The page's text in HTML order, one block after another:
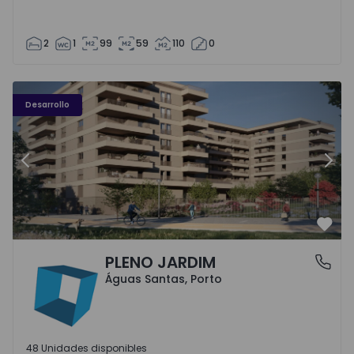
2 1 99 59 110 0
Desarrollo
PLENO JARDIM - 3
Anterior
Águas Santas, PortoPLENO JARDIM
Águas Santas, Porto
48 Unidades disponibles